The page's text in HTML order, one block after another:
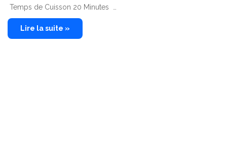
Temps de Cuisson 20 Minutes …
Lire la suite »